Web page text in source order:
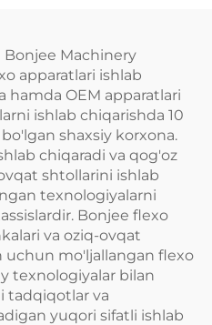
Machinery
apparatlari ishlab
hamda OEM apparatlari
ishlab chiqarishda 10
shaxsiy korxona.
chiqaradi va qog'oz
shtollarini ishlab
texnologiyalarni
Bonjee flexo
va oziq-ovqat
uchun mo'ljallangan flexo
texnologiyalar bilan
tadqiqotlar va
yuqori sifatli ishlab